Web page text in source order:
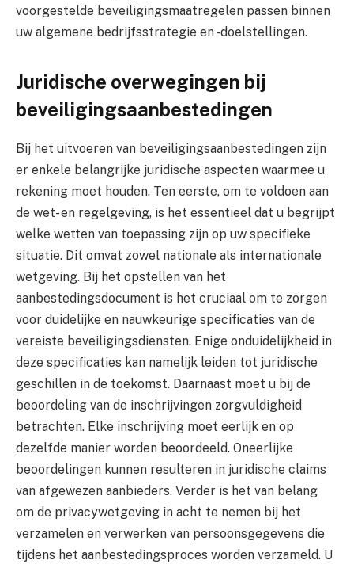
voorgestelde beveiligingsmaatregelen passen binnen
uw algemene bedrijfsstrategie en -doelstellingen.
Juridische overwegingen bij
beveiligingsaanbestedingen
Bij het uitvoeren van beveiligingsaanbestedingen zijn
er enkele belangrijke juridische aspecten waarmee u
rekening moet houden. Ten eerste, om te voldoen aan
de wet- en regelgeving, is het essentieel dat u begrijpt
welke wetten van toepassing zijn op uw specifieke
situatie. Dit omvat zowel nationale als internationale
wetgeving. Bij het opstellen van het
aanbestedingsdocument is het cruciaal om te zorgen
voor duidelijke en nauwkeurige specificaties van de
vereiste beveiligingsdiensten. Enige onduidelijkheid in
deze specificaties kan namelijk leiden tot juridische
geschillen in de toekomst. Daarnaast moet u bij de
beoordeling van de inschrijvingen zorgvuldigheid
betrachten. Elke inschrijving moet eerlijk en op
dezelfde manier worden beoordeeld. Oneerlijke
beoordelingen kunnen resulteren in juridische claims
van afgewezen aanbieders. Verder is het van belang
om de privacywetgeving in acht te nemen bij het
verzamelen en verwerken van persoonsgegevens die
tijdens het aanbestedingsproces worden verzameld. U